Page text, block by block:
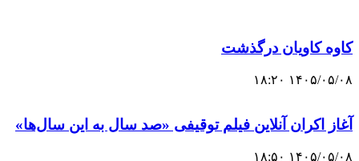
کاوه کاویان درگذشت
۱۴۰۵/۰۵/۰۸ ۱۸:۲۰
آغاز اکران آنلاین فیلم توقیفی «صد سال به این سال‌ها»
۱۴۰۵/۰۵/۰۸ ۱۸:۵۰